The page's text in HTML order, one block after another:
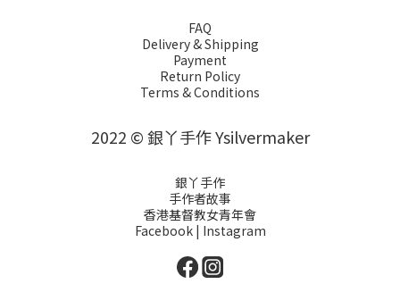
FAQ
Delivery & Shipping
Payment
Return Policy
Terms & Conditions
2022 © 銀丫手作 Ysilvermaker
銀丫手作
手作者故事
香港基督教女青年會
Facebook | Instagram